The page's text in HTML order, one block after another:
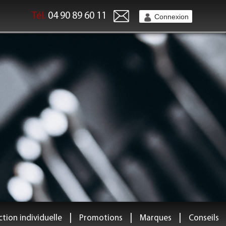
Connexion
Tél. 04 90 89 60 11
individuelle Promotions Marques Conseils